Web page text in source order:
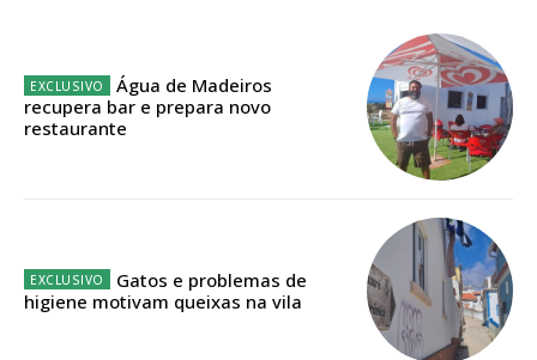
Sendo assinante terá acesso a todos os conteúdos exclusivos e versões
digitais.
Escolha o plano de assinatura desejado:
IMPRESSA
32€
Água de Madeiros
recupera bar e prepara novo
restaurante
Gatos e problemas de
higiene motivam queixas na vila